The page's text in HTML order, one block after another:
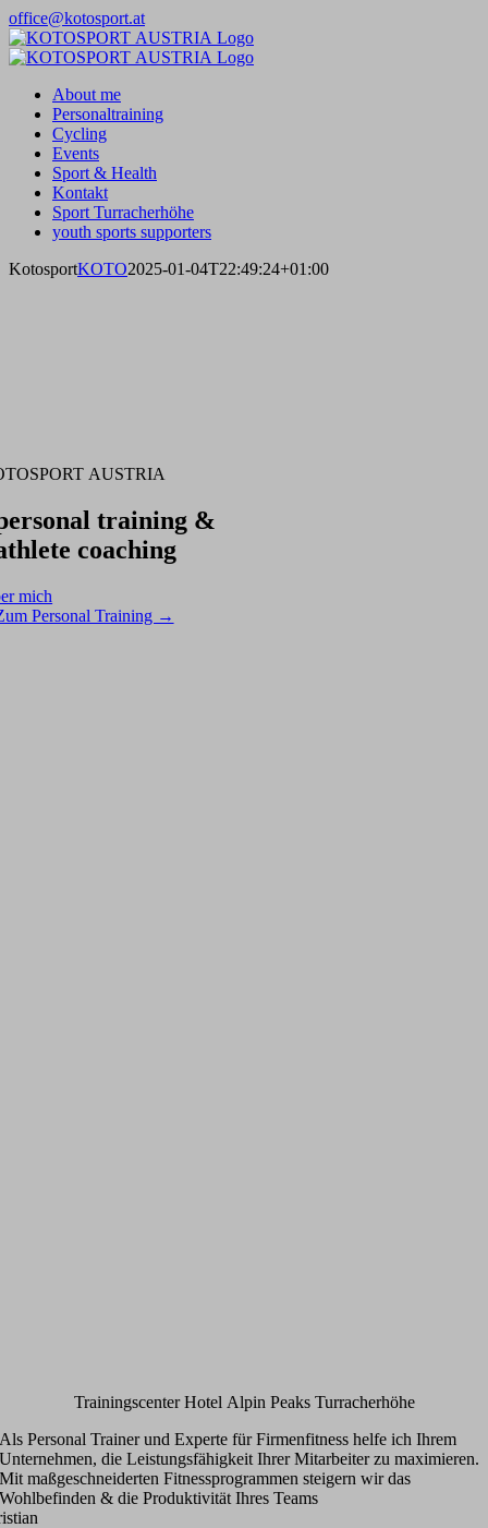
Zum
Inhalt
springen
office@kotosport.at
Instagram
Facebook
About me
Personaltraining
Cycling
Events
Sport & Health
Kontakt
Sport Turracherhöhe
youth sports supporters
KotosportKOTO2025-01-04T22:49:24+01:00
AUSTRIA
training &
coaching
mich
Personal Training →
Trainingscenter Hotel Alpin Peaks Turracherhöhe
Als Personal Trainer und Experte für Firmenfitness helfe ich Ihrem
Unternehmen, die Leistungsfähigkeit Ihrer Mitarbeiter zu maximieren.
Mit maßgeschneiderten Fitnessprogrammen steigern wir das
Wohlbefinden & die Produktivität Ihres Teams